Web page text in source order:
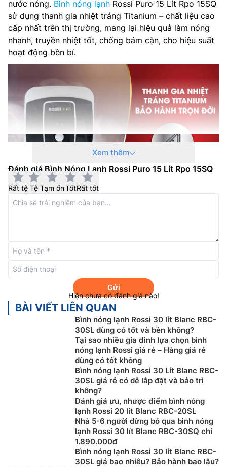
nước nóng. Bình nóng lạnh Rossi Puro 15 Lít Rpo 15SQ
sử dụng thanh gia nhiệt tráng Titanium – chất liệu cao
cấp nhất trên thị trường, mang lại hiệu quả làm nóng
nhanh, truyền nhiệt tốt, chống bám cặn, cho hiệu suất
hoạt động bền bỉ.
Tiêu chuẩn IPX1 chống thấm, gia tăng tuổi
chống thấm IPX1 – Tiêu chuẩn quốc tế về bảo vệ
chống xâm nhập của nước (chống thấm) trên các thiết
bị điện, điện tử nói chung và trên bình nóng lạnh nói
riêng, giúp sản phẩm không bị bám nước, kéo dài tuổi
Bộ ổn nhiệt có độ chính xác cao, tiết kiệm
Xem thêm
Đánh giá Bình Nóng Lạnh Rossi Puro 15 Lít Rpo 15SQ
Rất tệ Tệ Tạm ổnTốtRất tốt
Gửi
Hiện chưa có đánh giá nào!
BÀI VIẾT LIÊN QUAN
Bình nóng lạnh Rossi 30 lít Blanc RBC-
30SL dùng có tốt và bền không?
Tại sao nhiều gia đình lựa chọn bình
nóng lạnh Rossi giá rẻ – Hàng giá rẻ
dùng có tốt không
Bình nóng lạnh Rossi 30 Lít Blanc RBC-
30SL giá rẻ có dễ lắp đặt và bảo trì
không?
Đánh giá ưu, nhược điểm bình nóng
lạnh Rossi 20 lít Blanc RBC-20SL
Nhà 5-6 người đừng bỏ qua bình nóng
lạnh Rossi 30 lít Blanc RBC-30SQ chỉ
1.890.000đ
Bình nóng lạnh Rossi 30 lít Blanc RBC-
30SL giá bao nhiêu? Bảo hành bao lâu?